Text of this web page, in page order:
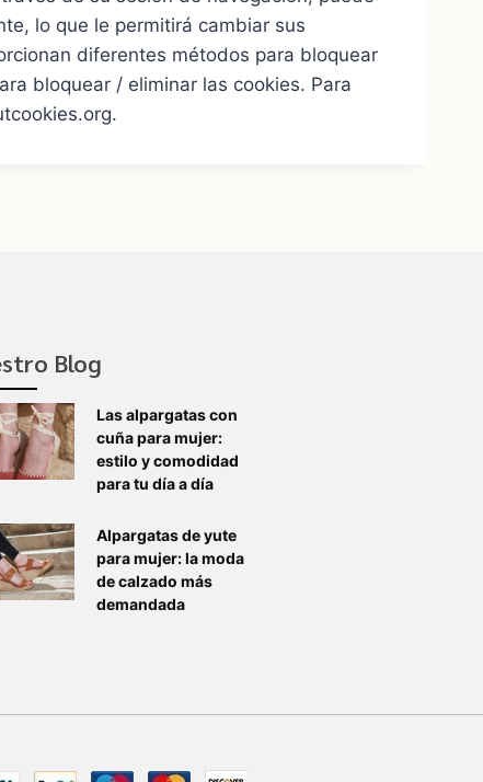
lo que le permitirá cambiar sus
diferentes métodos para bloquear
bloquear / eliminar las cookies. Para
Blog
Las alpargatas con
cuña para mujer:
estilo y comodidad
para tu día a día
Alpargatas de yute
para mujer: la moda
de calzado más
demandada